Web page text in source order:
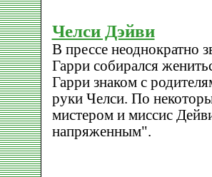
Челси Дэйви
В прессе неоднократно
Гарри собирался
Гарри знаком с
руки Челси. По
мистером и миссис
напряженным".